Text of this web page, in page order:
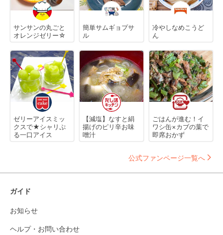
サンサンの丸ごと
オレンジゼリー☆
簡単サムギョプサ
ル
冷やしなめこうど
ん
ゼリーアイスミッ
クスで★シャリぷ
る一口アイス
【減塩】なすと絹
揚げのピリ辛お味
噌汁
ごはんが進む！イ
ワシ缶×カブの葉で
即席おかず
公式ファンページ一覧へ
ガイド
お知らせ
ヘルプ・お問い合わせ